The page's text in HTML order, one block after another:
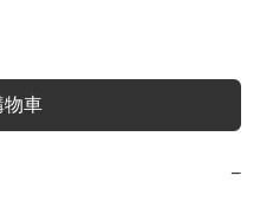
物車
−